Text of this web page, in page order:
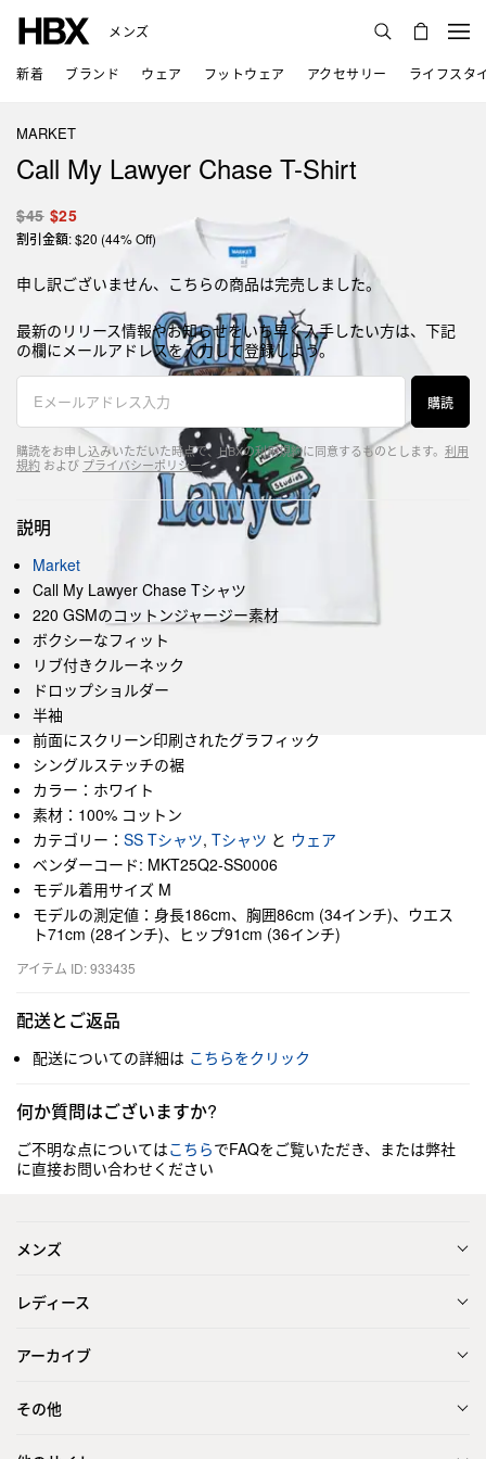
メンズ
新着 ブランド ウェア フットウェア アクセサリー ライフスタ
MARKET
Call My Lawyer Chase T-Shirt
$45 $25
割引金額: $20 (44% Off)
申し訳ございません、こちらの商品は完売しました。
最新のリリース情報やお知らせをいち早く入手したい方は、下記
の欄にメールアドレスを入力して登録しよう。
購読
購読をお申し込みいただいた時点で、HBXの利用規約に同意するものとします。 利用
規約 および プライバシーポリシー
説明
Market
Call My Lawyer Chase Tシャツ
220 GSMのコットンジャージー素材
ボクシーなフィット
リブ付きクルーネック
ドロップショルダー
半袖
前面にスクリーン印刷されたグラフィック
シングルステッチの裾
カラー：ホワイト
素材：100% コットン
カテゴリー： SS Tシャツ, Tシャツ と ウェア
ベンダーコード: MKT25Q2-SS0006
モデル着用サイズ M
モデルの測定値：身長186cm、胸囲86cm (34インチ)、ウエス
ト71cm (28インチ)、ヒップ91cm (36インチ)
アイテム ID: 933435
配送とご返品
配送についての詳細は こちらをクリック
何か質問はございますか?
ご不明な点についてはこちらでFAQをご覧いただき、または弊社
に直接お問い合わせください
メンズ
レディース
アーカイブ
その他